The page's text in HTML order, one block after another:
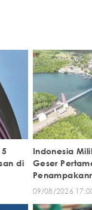
di
Indonesia
Geser
09/08/2026